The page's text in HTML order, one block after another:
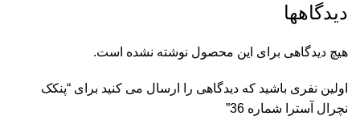
دیدگاهها
هیچ دیدگاهی برای این محصول نوشته نشده است.
اولین نفری باشید که دیدگاهی را ارسال می کنید برای “پنکک
نچرال آسترا شماره 36”